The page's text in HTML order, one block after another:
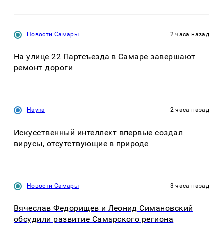
Новости Самары 2 часа назад
На улице 22 Партсъезда в Самаре завершают
ремонт дороги
Наука 2 часа назад
Искусственный интеллект впервые создал
вирусы, отсутствующие в природе
Новости Самары 3 часа назад
Вячеслав Федорищев и Леонид Симановский
обсудили развитие Самарского региона